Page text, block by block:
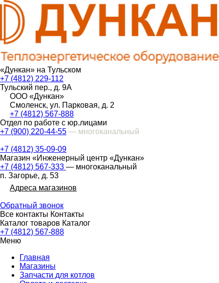
«Дункан» на Тульском
+7 (4812) 229-112
Тульский пер., д. 9А
ООО «Дункан»
Смоленск, ул. Парковая, д. 2
+7 (4812) 567-888
Отдел по работе с юр.лицами
+7 (900) 220-44-55 — многоканальный
+7 (4812) 35-09-09
Магазин «Инженерный центр «Дункан»
+7 (4812) 567-333 — многоканальный
п. Загорье, д. 53
Адреса магазинов
Обратный звонок
Все контакты Контакты
Каталог товаров Каталог
+7 (4812) 567-888
Меню
Главная
Магазины
Запчасти для котлов